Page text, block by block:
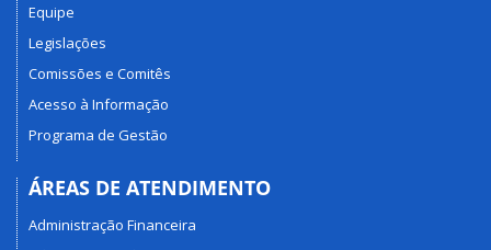
Equipe
Legislações
Comissões e Comitês
Acesso à Informação
Programa de Gestão
ÁREAS DE ATENDIMENTO
Administração Financeira